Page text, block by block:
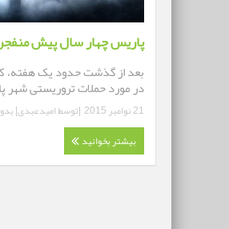
پاریس چهار سال پیش
بعد از گذشت حدود یک هفته،
در مورد حملات تروریستی
21 نوامبر 2015 |توسطامیدعبدی|
بیشتر بخوانید